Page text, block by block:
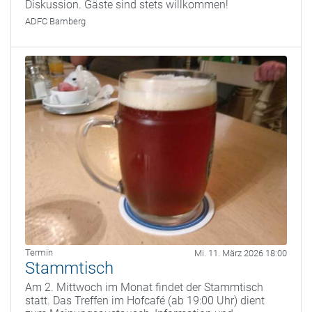
Diskussion. Gäste sind stets willkommen!
ADFC Bamberg
Termin Mi. 11. März 2026 18:00
Stammtisch
Am 2. Mittwoch im Monat findet der Stammtisch
statt. Das Treffen im Hofcafé (ab 19:00 Uhr) dient